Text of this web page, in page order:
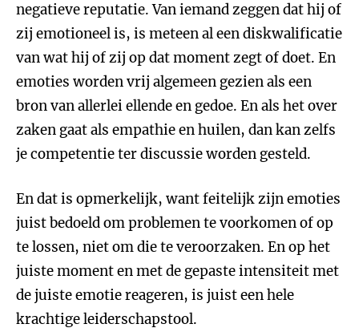
negatieve reputatie. Van iemand zeggen dat hij of
zij emotioneel is, is meteen al een diskwalificatie
van wat hij of zij op dat moment zegt of doet. En
emoties worden vrij algemeen gezien als een
bron van allerlei ellende en gedoe. En als het over
zaken gaat als empathie en huilen, dan kan zelfs
je competentie ter discussie worden gesteld.
En dat is opmerkelijk, want feitelijk zijn emoties
juist bedoeld om problemen te voorkomen of op
te lossen, niet om die te veroorzaken. En op het
juiste moment en met de gepaste intensiteit met
de juiste emotie reageren, is juist een hele
krachtige leiderschapstool.